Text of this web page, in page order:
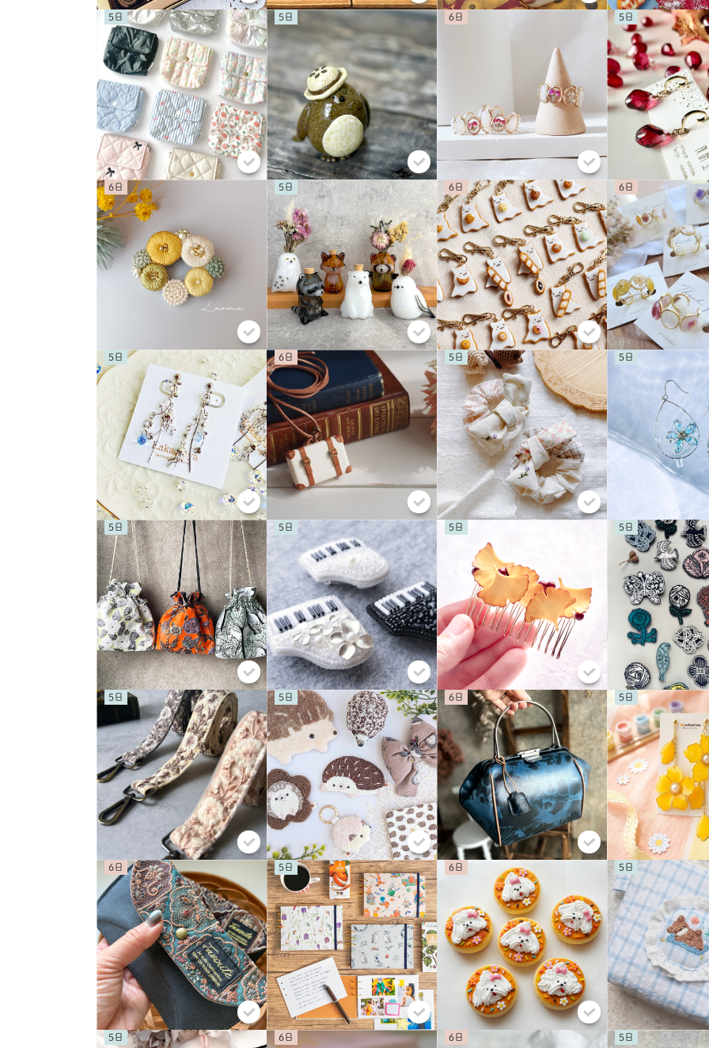
5 5 6 5
6 5 6 6
5 6 5 5
5 5 5 5
5 5 6 5
6 5 6 5
5 6 6 5
共有方法を選択